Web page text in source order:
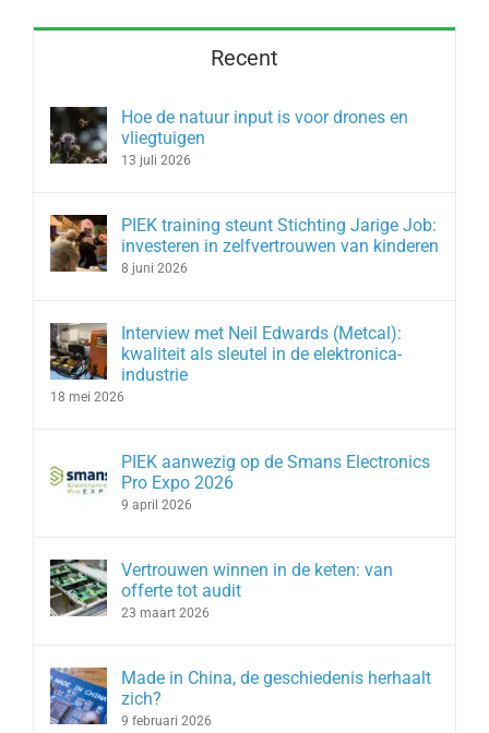
Recent
Hoe de natuur input is voor drones en
vliegtuigen
13 juli 2026
PIEK training steunt Stichting Jarige Job:
investeren in zelfvertrouwen van kinderen
8 juni 2026
Interview met Neil Edwards (Metcal):
kwaliteit als sleutel in de elektronica-
industrie
18 mei 2026
PIEK aanwezig op de Smans Electronics
Pro Expo 2026
9 april 2026
Vertrouwen winnen in de keten: van
offerte tot audit
23 maart 2026
Made in China, de geschiedenis herhaalt
zich?
9 februari 2026